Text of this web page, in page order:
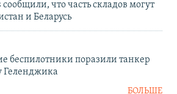
что часть складов могут
и Беларусь
беспилотники поразили танкер
Геленджика
БОЛЬШЕ